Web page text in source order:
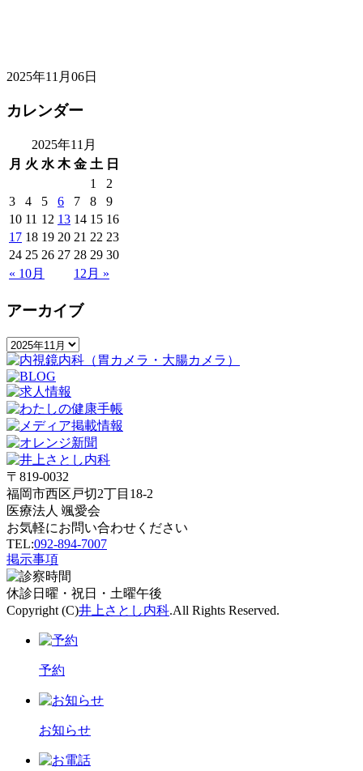
2025年11月06日
カレンダー
2025年11月
月 火 水 木 金 土 日
« 10月 12月 »
1
2
3
4 5 6 7 8
9
10 11 12 13 14 15 16
17 18 19 20 21 22 23
24 25 26 27 28 29 30
アーカイブ
ア
ー
カ
イ
ブ
〒819-0032
福岡市西区戸切2丁目18-2
医療法人 颯愛会
お気軽にお問い合わせください
TEL:092-894-7007
掲示事項
休診 日曜・祝日・土曜午後
Copyright (C)井上さとし内科.All Rights Reserved.
予約
お知らせ